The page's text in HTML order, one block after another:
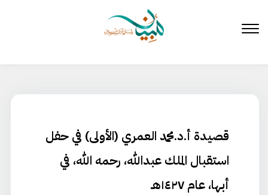
المحتوى
قصيدة أ.د.محمد العمري (الأولى) في حفل
استقبال الملك عبدالله، رحمه الله، في
أبها، عام ١٤٢٧هـ